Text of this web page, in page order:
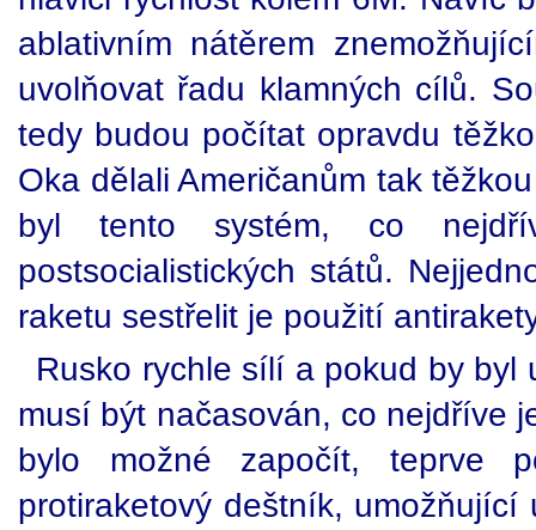
ablativním nátěrem
uvolňovat řadu klamných cílů.
tedy budou počítat opravdu
Oka dělali Američanům tak
byl tento systém, co
postsocialistických států.
raketu sestřelit je použití
Rusko rychle sílí a pokud by byl
musí být načasován, co nejdříve
bylo možné započít, teprve
protiraketový deštník,